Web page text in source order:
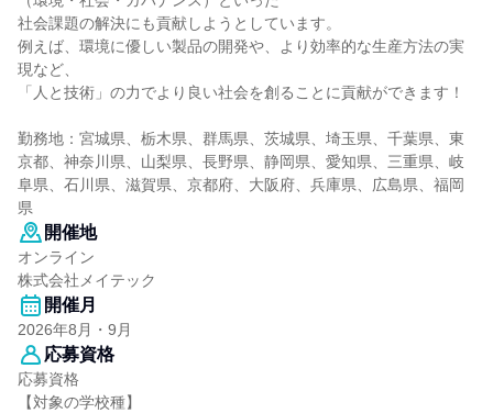
社会課題の解決にも貢献しようとしています。
例えば、環境に優しい製品の開発や、より効率的な生産方法の実
現など、
「人と技術」の力でより良い社会を創ることに貢献ができます！
勤務地：宮城県、栃木県、群馬県、茨城県、埼玉県、千葉県、東
京都、神奈川県、山梨県、長野県、静岡県、愛知県、三重県、岐
阜県、石川県、滋賀県、京都府、大阪府、兵庫県、広島県、福岡
県
開催地
オンライン
株式会社メイテック
開催月
2026年8月・9月
応募資格
応募資格
【対象の学校種】